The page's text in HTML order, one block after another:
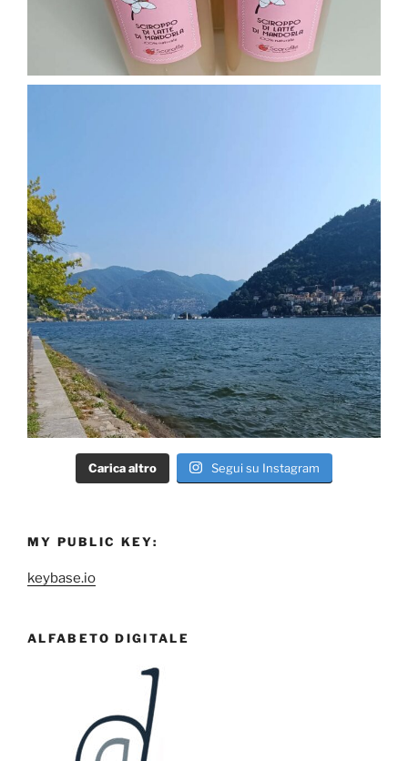
Carica altro Segui su Instagram
MY PUBLIC KEY:
keybase.io
ALFABETO DIGITALE